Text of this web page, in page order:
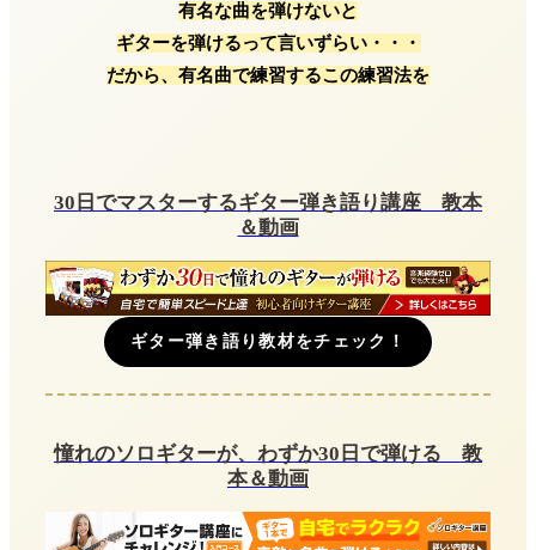
シャーベルギターの試奏体験談
シャーベルギターの評判を総括
有名な曲を弾けないと
ギターを弾けるって言いずらい・・・
だから、有名曲で練習するこの練習法を
30日でマスターするギター弾き語り講座 教本
＆動画
ギター弾き語り教材をチェック！
憧れのソロギターが、わずか30日で弾ける 教
本＆動画